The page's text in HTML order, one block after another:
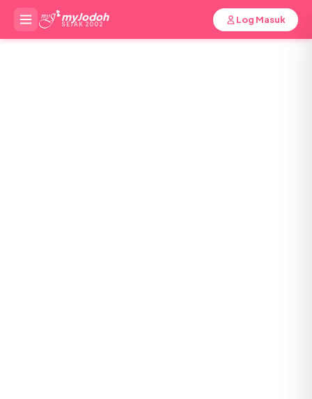
myJodoh
SEJAK 2002 Log Masuk